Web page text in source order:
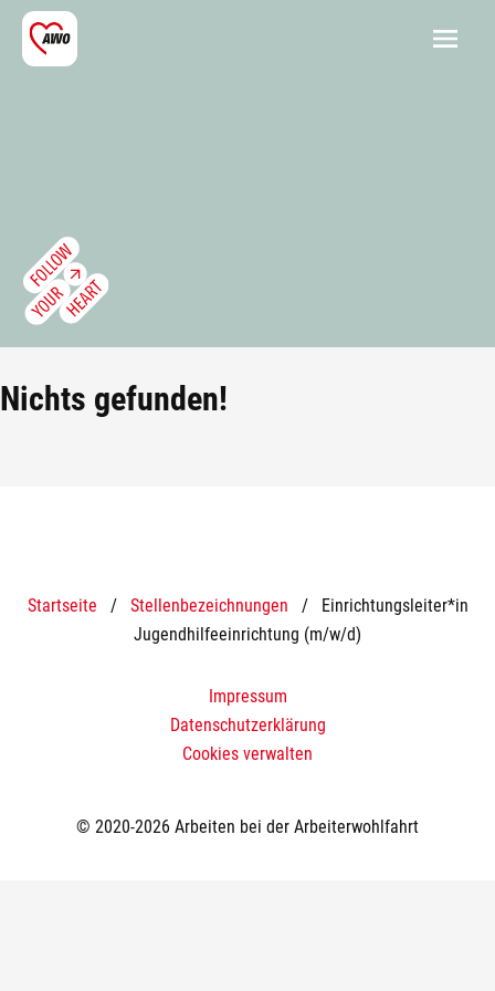
Nichts gefunden!
Startseite / Stellenbezeichnungen / Einrichtungsleiter*in
Jugendhilfeeinrichtung (m/w/d)
Impressum
Datenschutzerklärung
Cookies verwalten
© 2020-2026 Arbeiten bei der Arbeiterwohlfahrt